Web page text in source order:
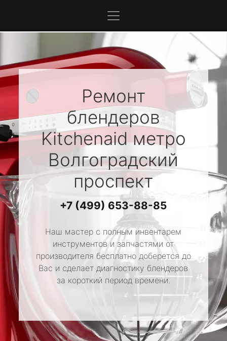
Ремонт
блендеров
Kitchenaidметро
Волгоградский
проспект
+7 (499) 653-88-85
Наш мастер с полным инвентарем
инструментов и запчастями от
производителя бесплатно доберется до
Вас и сделает диагностику блендеров
за короткий период времени.